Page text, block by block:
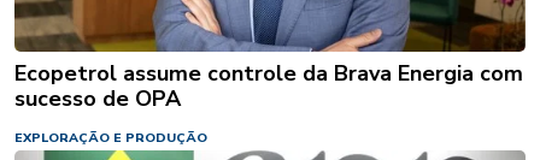
Ecopetrol assume controle da Brava Energia com
sucesso de OPA
EXPLORAÇÃO E PRODUÇÃO